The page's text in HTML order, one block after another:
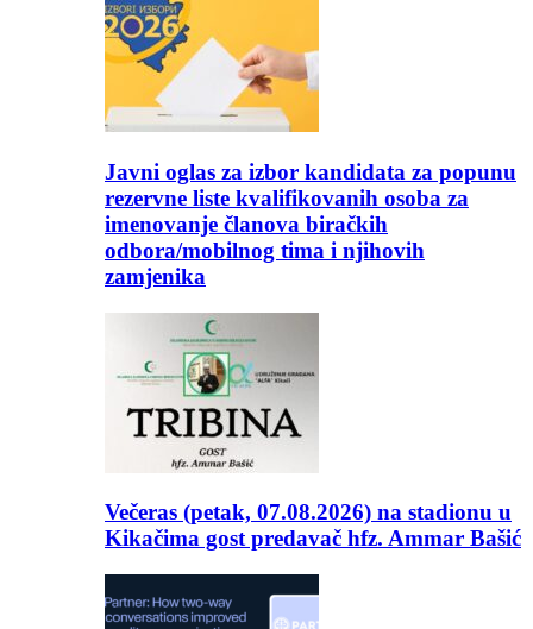
Javni oglas za izbor kandidata za popunu
rezervne liste kvalifikovanih osoba za
imenovanje članova biračkih
odbora/mobilnog tima i njihovih
zamjenika
Večeras (petak, 07.08.2026) na stadionu u
Kikačima gost predavač hfz. Ammar Bašić